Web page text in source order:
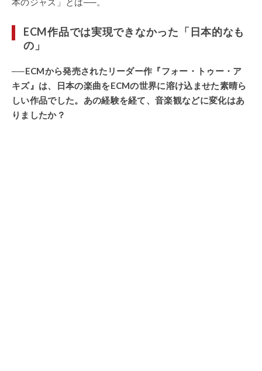
ECM作品では実現できなかった「日本的なも
の」
──ECMから発売されたリーダー作『フォー・トゥー・ア
キズ』は、日本の楽曲をECMの世界に溶け込ませた素晴ら
しい作品でした。あの経験を経て、音楽観などに変化はあ
りましたか？